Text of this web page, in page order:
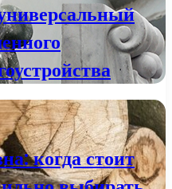
когда стоит